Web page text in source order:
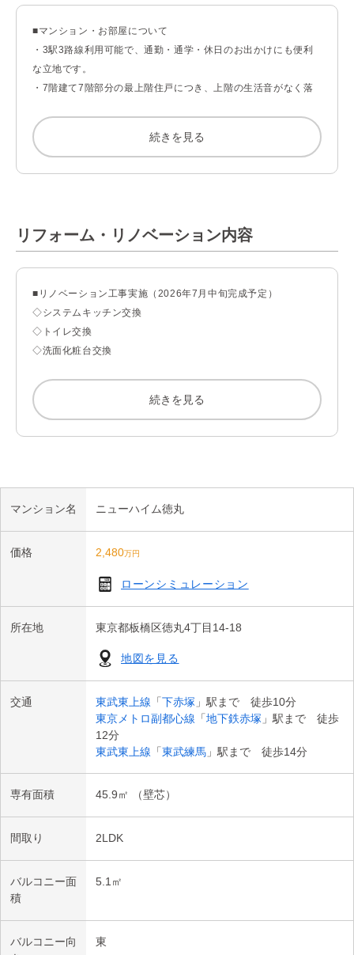
■マンション・お部屋について
・3駅3路線利用可能で、通勤・通学・休日のお出かけにも便利
な立地です。
・7階建て7階部分の最上階住戸につき、上階の生活音がなく落
・雨の日などに心強い浴室換気乾燥暖房機付。洗濯物を乾かすだ
けでなく、カビ防止にも配慮された嬉しい設備です。
・TVモニター付インターホンで来訪者を確認でき、防犯面にも
■Life Information
・ライフ赤塚店 約410m
・イオン板橋ショッピングセンター 約1030m
・セブン-イレブン 板橋徳丸4丁目店 約390m
・ウエルシア板橋赤塚店 約680m
・まいばすけっと 下赤塚駅北店 約790m
続きを見る
リフォーム・リノベーション内容
■リノベーション工事実施（2026年7月中旬完成予定）
◇システムキッチン交換
◇トイレ交換
◇洗面化粧台交換
◇給湯器交換（追い焚き機能付）
◇TVモニター付インターホン交換
◇下足入れ交換
続きを見る
マンション名 ニューハイム徳丸
価格 2,480万円
ローンシミュレーション
所在地 東京都板橋区徳丸4丁目14-18
地図を見る
交通 東武東上線 「下赤塚 」駅まで 徒歩10分
東京メトロ副都心線 「地下鉄赤塚 」駅まで 徒歩
12分
東武東上線 「東武練馬 」駅まで 徒歩14分
専有面積 45.9㎡ （壁芯）
間取り 2LDK
バルコニー面
積
5.1㎡
バルコニー向
東